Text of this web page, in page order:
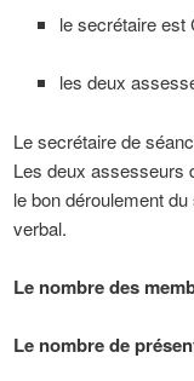
le secrétaire est
les deux
Le secrétaire de
Les deux assesseurs
le bon déroulement
verbal.
Le nombre des
Le nombre de